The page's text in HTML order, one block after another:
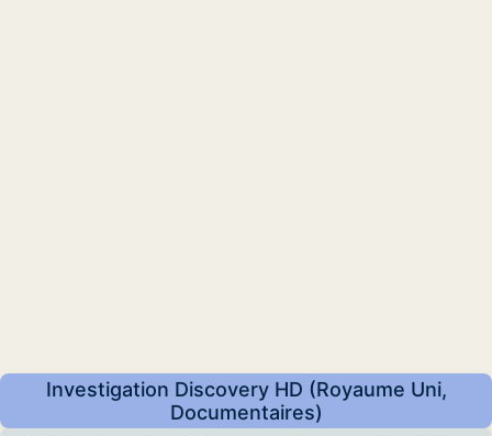
Investigation Discovery HD (Royaume Uni,
Documentaires)